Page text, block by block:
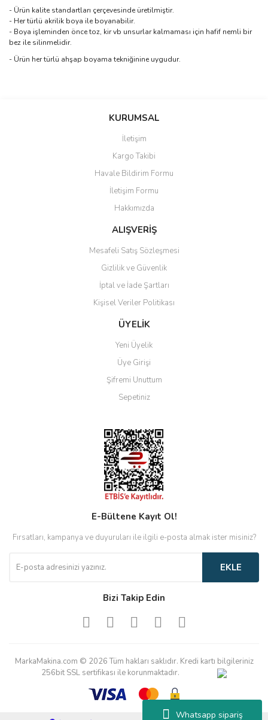
Whatsapp sipariş
- Ürün kalite standartları çerçevesinde üretilmiştir.
- Her türlü akrilik boya ile boyanabilir.
- Boya işleminden önce toz, kir vb unsurlar kalmaması için hafif nemli bir
bez ile silinmelidir.
- Ürün her türlü ahşap boyama tekniğinine uygudur.
Bu ürüne ilk yorumu siz yapın!
Ürün resmi kalitesiz, bozuk veya görüntülenemiyor.
Ürün açıklamasında eksik bilgiler bulunuyor.
Ürün bilgilerinde hatalar bulunuyor.
Ürün fiyatı diğer sitelerden daha pahalı.
Bu ürüne benzer farklı alternatifler olmalı.
Gönder
KURUMSAL
İletişim
Kargo Takibi
Havale Bildirim Formu
İletişim Formu
Hakkımızda
ALIŞVERİŞ
Mesafeli Satış Sözleşmesi
Gizlilik ve Güvenlik
İptal ve İade Şartları
Kişisel Veriler Politikası
ÜYELİK
Yeni Üyelik
Üye Girişi
Şifremi Unuttum
Sepetiniz
E-Bültene Kayıt Ol!
Fırsatları, kampanya ve duyuruları ile ilgili e-posta almak ister misiniz?
EKLE
Bizi Takip Edin
MarkaMakina.com © 2026 Tüm hakları saklıdır. Kredi kartı bilgileriniz
256bit SSL sertifikası ile korunmaktadır.